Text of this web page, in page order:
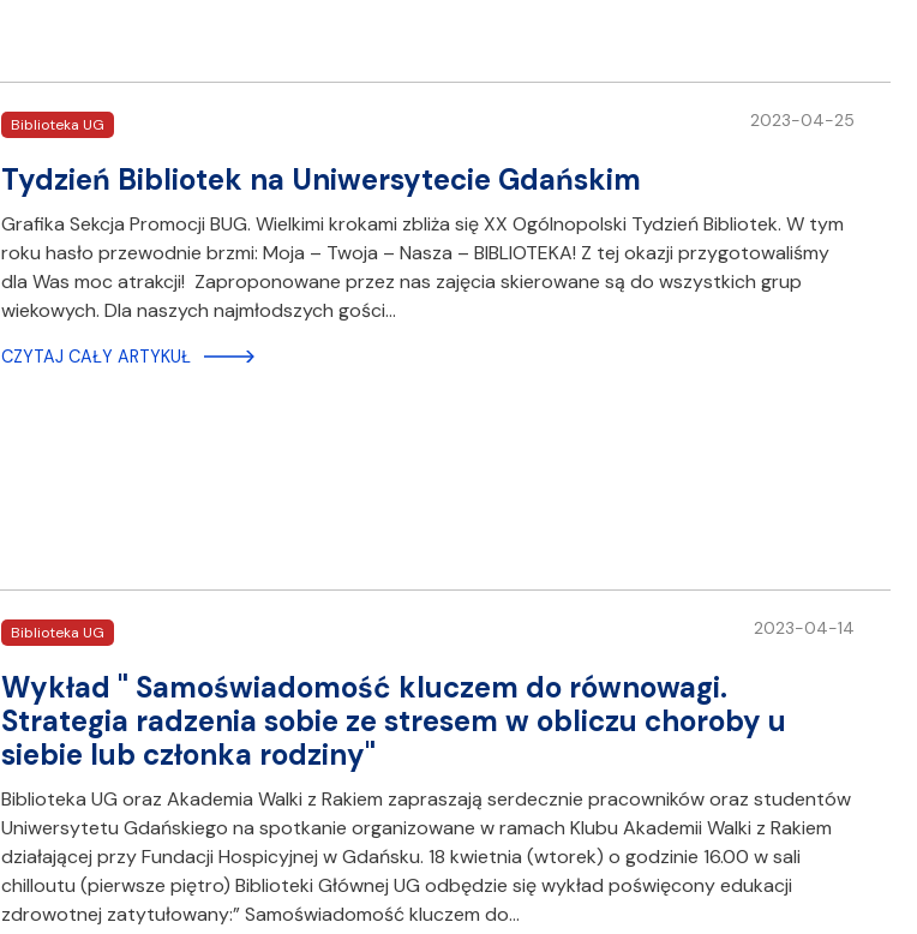
Biblioteka UG 2023-04-25
Tydzień Bibliotek na Uniwersytecie Gdańskim
Grafika Sekcja Promocji BUG. Wielkimi krokami zbliża się XX Ogólnopolski Tydzień Bibliotek. W tym
roku hasło przewodnie brzmi: Moja – Twoja – Nasza – BIBLIOTEKA! Z tej okazji przygotowaliśmy
dla Was moc atrakcji! Zaproponowane przez nas zajęcia skierowane są do wszystkich grup
wiekowych. Dla naszych najmłodszych gości…
CZYTAJ CAŁY ARTYKUŁ
Biblioteka UG 2023-04-14
Wykład " Samoświadomość kluczem do równowagi.
Strategia radzenia sobie ze stresem w obliczu choroby u
siebie lub członka rodziny"
Biblioteka UG oraz Akademia Walki z Rakiem zapraszają serdecznie pracowników oraz studentów
Uniwersytetu Gdańskiego na spotkanie organizowane w ramach Klubu Akademii Walki z Rakiem
działającej przy Fundacji Hospicyjnej w Gdańsku. 18 kwietnia (wtorek) o godzinie 16.00 w sali
chilloutu (pierwsze piętro) Biblioteki Głównej UG odbędzie się wykład poświęcony edukacji
zdrowotnej zatytułowany:” Samoświadomość kluczem do…